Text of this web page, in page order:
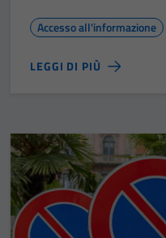
Accesso all'informazione
LEGGI DI PIÙ